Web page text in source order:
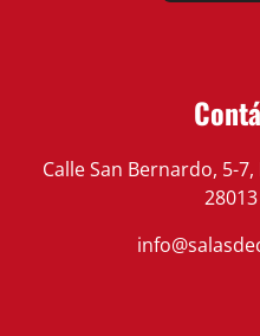
Calle San Bernardo, 5-